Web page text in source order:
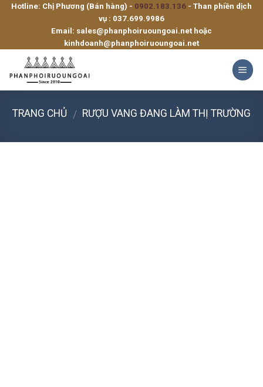
SkipHotline: Chị Phương (Bán hàng) - 0902.183.136 - Than phiền dịch
vụ : 037.699.9986
Email: sales@phanphoiruoungoai.net hoặc
kinhdoanh@phanphoiruoungoai.net
TRANG CHỦ / RƯỢU VANG ĐANG LÀM THỊ TRƯỜNG